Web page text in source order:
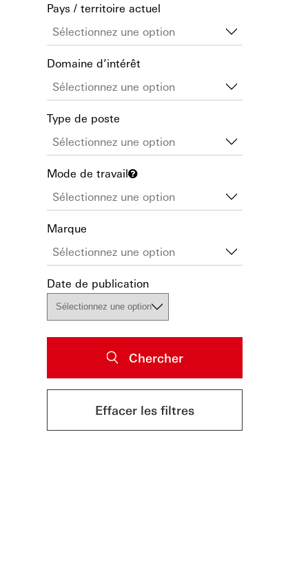
Pays / territoire actuel
Domaine d’intérêt
Type de poste
Mode de travail
Marque
Date de publication
Chercher
Effacer les filtres